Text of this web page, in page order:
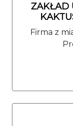
ZAKŁAD
Firma z